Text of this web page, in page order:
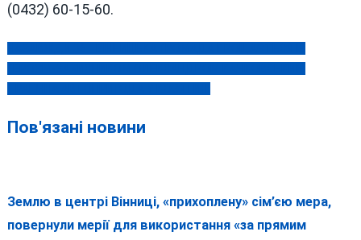
(0432) 60-15-60.
Навігація
записів
Пов'язані новини
Землю в центрі Вінниці, «прихоплену» сім’єю мера,
повернули мерії для використання «за прямим